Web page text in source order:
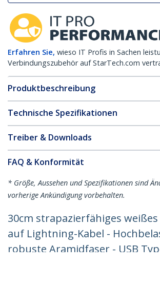
Erfahren Sie, wieso IT Profis in Sachen
Verbindungszubehör auf StarTech.com
Produktbeschreibung
Technische Spezifikationen
Treiber & Downloads
FAQ & Konformität
* Größe, Aussehen und Spezifikationen sind
vorherige Ankündigung vorbehalten.
30cm strapazierfähiges weißes
auf Lightning-Kabel -
robuste Aramidfaser - USB